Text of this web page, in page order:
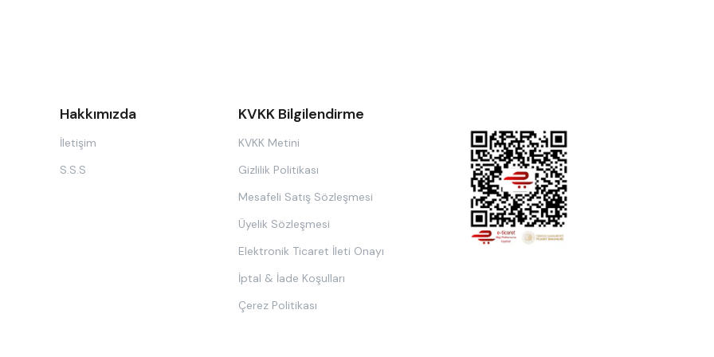
Hakkımızda
İletişim
S.S.S
KVKK Bilgilendirme
KVKK Metini
Gizlilik Politikası
Mesafeli Satış Sözleşmesi
Üyelik Sözleşmesi
Elektronik Ticaret İleti Onayı
İptal & İade Koşulları
Çerez Politikası